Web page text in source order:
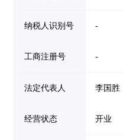
纳税人识别号 -
工商注册号 -
法定代表人 李国胜
经营状态 开业